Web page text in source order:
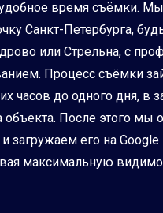
время съёмки.
Санкт-Петербурга,
или Стрельна, с
Процесс съёмки
часов до одного дня, в
объекта. После этого мы
загружаем его на
максимальную